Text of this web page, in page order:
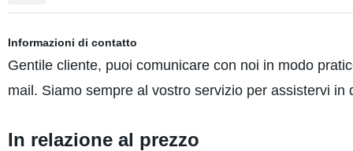
Informazioni di contatto
Gentile cliente, puoi comunicare con noi in modo
mail. Siamo sempre al vostro servizio per assistervi
In relazione al prezzo